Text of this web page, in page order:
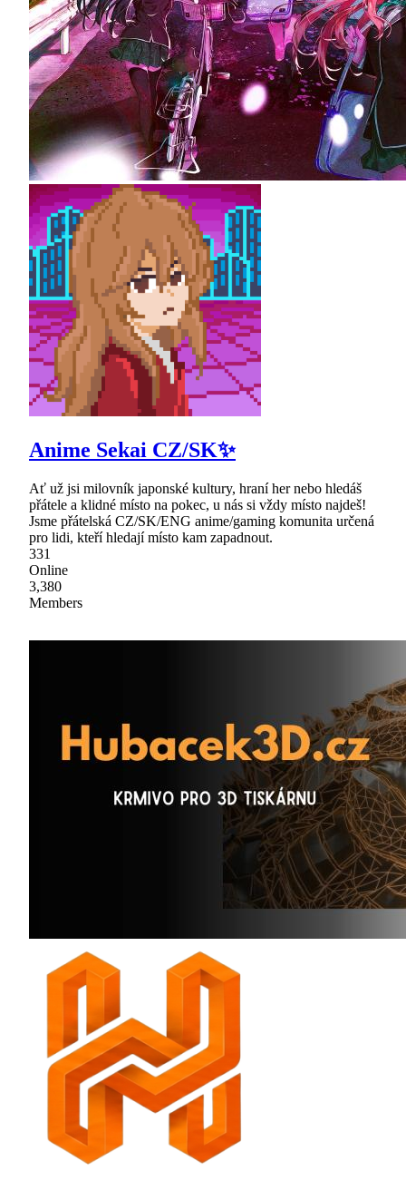
Anime Sekai CZ/SK✨
Ať už jsi milovník japonské kultury, hraní her nebo hledáš
přátele a klidné místo na pokec, u nás si vždy místo najdeš!
Jsme přátelská CZ/SK/ENG anime/gaming komunita určená
pro lidi, kteří hledají místo kam zapadnout.
331
Online
3,380
Members